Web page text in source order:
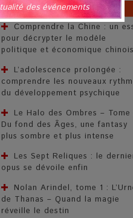
ARTICLES SIMILAIRES...
Comprendre la Chine : un
pour décrypter le modèle
politique et économique chinois
L’adolescence prolongée :
comprendre les nouveaux
du développement psychique
Le Halo des Ombres – Tome
Du fond des Âges, une fantasy
plus sombre et plus intense
Les Sept Reliques : le
opus se dévoile enfin
Nolan Arindel, tome 1 :
de Thanas – Quand la magie
réveille le destin
des événements